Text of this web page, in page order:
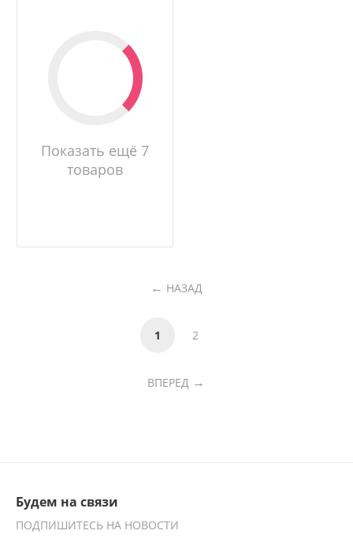
Показать ещё 7
товаров
НАЗАД
1 2
ВПЕРЕД
Будем на связи
ПОДПИШИТЕСЬ НА НОВОСТИ